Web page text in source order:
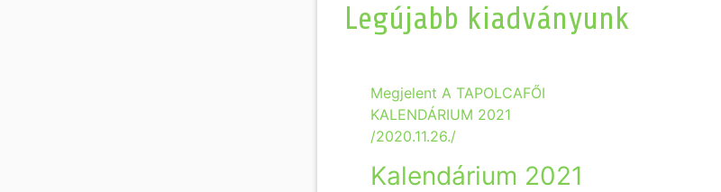
Legújabb kiadványunk
Megjelent A TAPOLCAFŐI
KALENDÁRIUM 2021
/2020.11.26./
Kalendárium 2021